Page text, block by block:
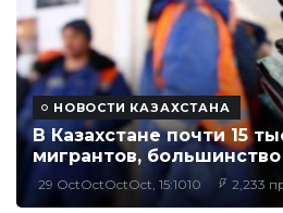
НОВОСТИ КАЗАХСТАНА
В Казахстане почти 15
мигрантов,
29 OctOctOctOct, 15:1010 2,233